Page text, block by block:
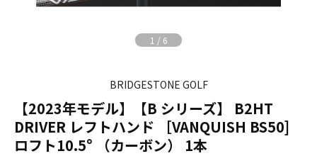
1 / 6
BRIDGESTONE GOLF
【2023年モデル】【B シリーズ】 B2HT
DRIVER レフトハンド ［VANQUISH BS50]
ロフト10.5° （カーボン） 1本